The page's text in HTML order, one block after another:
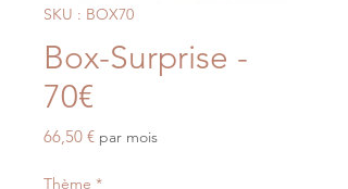
SKU : BOX70
Box-Surprise -
70€
66,50 €Prix
par mois
Thème *